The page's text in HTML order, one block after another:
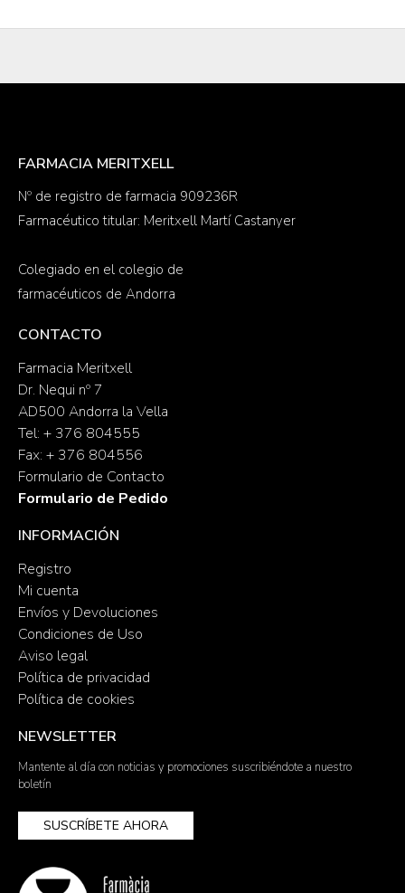
FARMACIA MERITXELL
Nº de registro de farmacia 909236R
Farmacéutico titular: Meritxell Martí Castanyer
Colegiado en el colegio de
farmacéuticos de Andorra
CONTACTO
Farmacia Meritxell
Dr. Nequi nº 7
AD500 Andorra la Vella
Tel: + 376 804555
Fax: + 376 804556
Formulario de Contacto
Formulario de Pedido
INFORMACIÓN
Registro
Mi cuenta
Envíos y Devoluciones
Condiciones de Uso
Aviso legal
Política de privacidad
Política de cookies
NEWSLETTER
Mantente al día con noticias y promociones suscribiéndote a nuestro
boletín
SUSCRÍBETE AHORA